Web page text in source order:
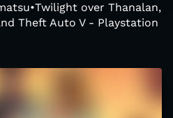
over Thanalan,
Theft Auto V - Playstation